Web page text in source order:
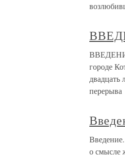
городе
двадцать
перерыва
о смысле